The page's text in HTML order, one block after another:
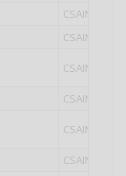
CSAIN
CSAIN
CSAIN
CSAIN
CSAIN
CSAIN